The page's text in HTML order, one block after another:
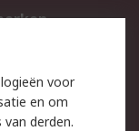
voor
en om
derden.